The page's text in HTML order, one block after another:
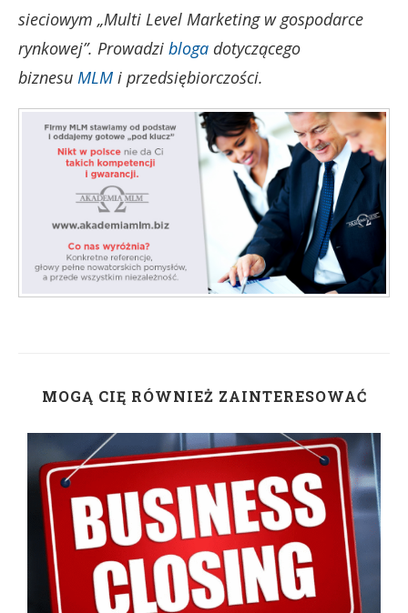
sieciowym „Multi Level Marketing w gospodarce
rynkowej”. Prowadzi bloga dotyczącego
biznesu MLM i przedsiębiorczości.
MOGĄ CIĘ RÓWNIEŻ ZAINTERESOWAĆ